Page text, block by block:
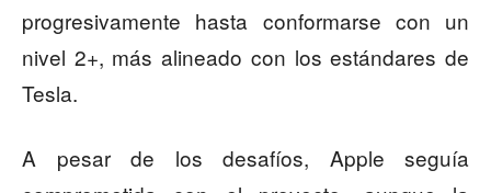
progresivamente hasta conformarse con un
nivel 2+, más alineado con los estándares de
Tesla.
A pesar de los desafíos, Apple seguía